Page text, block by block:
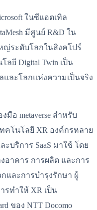
ในซีแอตเทิล
มีศูนย์ R&D ใน
ญ่ระดับโลกในสิงคโปร์
ลยี Digital Twin เป็น
และโลกแห่งความเป็นจริง
มือ metaverse สำหรับ
คโนโลยี XR องค์กรหลาย
บริการ SaaS มาใช้ โดย
าคาร การผลิต และการ
และการบำรุงรักษา ผู้
รทำให้ XR เป็น
ของ NTT Docomo